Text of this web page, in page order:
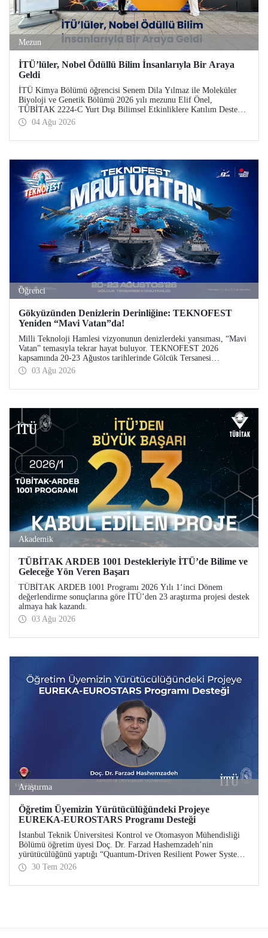
Mezun
İTÜ’lüler, Nobel Ödüllü Bilim İnsanlarıyla Bir Araya
Geldi
İTÜ Kimya Bölümü öğrencisi Senem Dila Yılmaz ile Moleküler
Biyoloji ve Genetik Bölümü 2026 yılı mezunu Elif Önel,
TÜBİTAK 2224-C Yurt Dışı Bilimsel Etkinliklere Katılım Desteği
kapsamında 75’inci Lindau Nobel Ödüllü Bilim İnsanları
Toplantısı’na katıldı.
04 Ağu 2026
Öğrenci
Gökyüzünden Denizlerin Derinliğine: TEKNOFEST
Yeniden “Mavi Vatan”da!
Milli Teknoloji Hamlesi vizyonunun denizlerdeki yansıması, “Mavi
Vatan” temasıyla tekrar hayat buluyor. TEKNOFEST 2026
kapsamında 20-23 Ağustos tarihlerinde Gölcük Tersanesi
Komutanlığı’nda düzenlenecek TEKNOFEST Mavi Vatan,
denizcilik ve su altı teknolojilerinin ön plana çıkacağı özel bir
03 Ağu 2026
Akademik
TÜBİTAK ARDEB 1001 Destekleriyle İTÜ’de Bilime ve
Geleceğe Yön Veren Başarı
TÜBİTAK ARDEB 1001 Programı 2026 Yılı 1‘inci Dönem
değerlendirme sonuçlarına göre İTÜ’den 23 araştırma projesi destek
almaya hak kazandı.
03 Ağu 2026
Araştırma
Öğretim Üyemizin Yürütücülüğündeki Projeye
EUREKA-EUROSTARS Programı Desteği
İstanbul Teknik Üniversitesi Kontrol ve Otomasyon Mühendisliği
Bölümü öğretim üyesi Doç. Dr. Farzad Hashemzadeh’nin
yürütücülüğünü yaptığı “Quantum-Driven Resilient Power Systems:
Revolutionizing Energy Security for the Future” başlıklı projesi,
EUREKA-EUROSTARS Programı kapsamında desteklenmeye hak
kazandı.
30 Tem 2026